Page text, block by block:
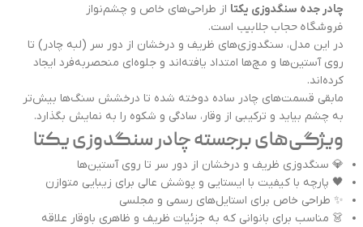
چادر جده سنگدوزی یکتا از طراحی‌های خاص و چشم‌نواز
فروشگاه حجاب جلابیب است.
در این مدل، سنگدوزی‌های ظریف و درخشان از دور سر (لبه چادر) تا
روی آستین‌ها و مچ‌ها امتداد یافته‌اند و جلوه‌ای منحصر‌به‌فرد ایجاد
کرده‌اند.
مابقی قسمت‌های چادر ساده دوخته شده تا درخشش سنگ‌ها بیش‌تر
به چشم بیاید و ترکیبی از وقار، سادگی و شکوه را به نمایش بگذارد.
ویژگی‌های برجسته چادر سنگدوزی یکتا
💎 سنگدوزی ظریف و درخشان از دور سر تا روی آستین‌ها
🖤 پارچه با کیفیت با ایستایی و پوشش عالی برای زیبایی متوازن
✨ طراحی خاص برای استایل‌های رسمی و مجلسی
👗 مناسب برای بانوانی که به جزئیات ظریف و ظاهری باوقار علاقه